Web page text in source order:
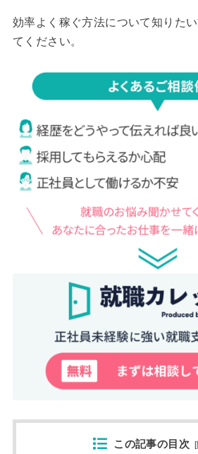
効率よく稼ぐ方法について知りた
てください。
この記事の目次 [